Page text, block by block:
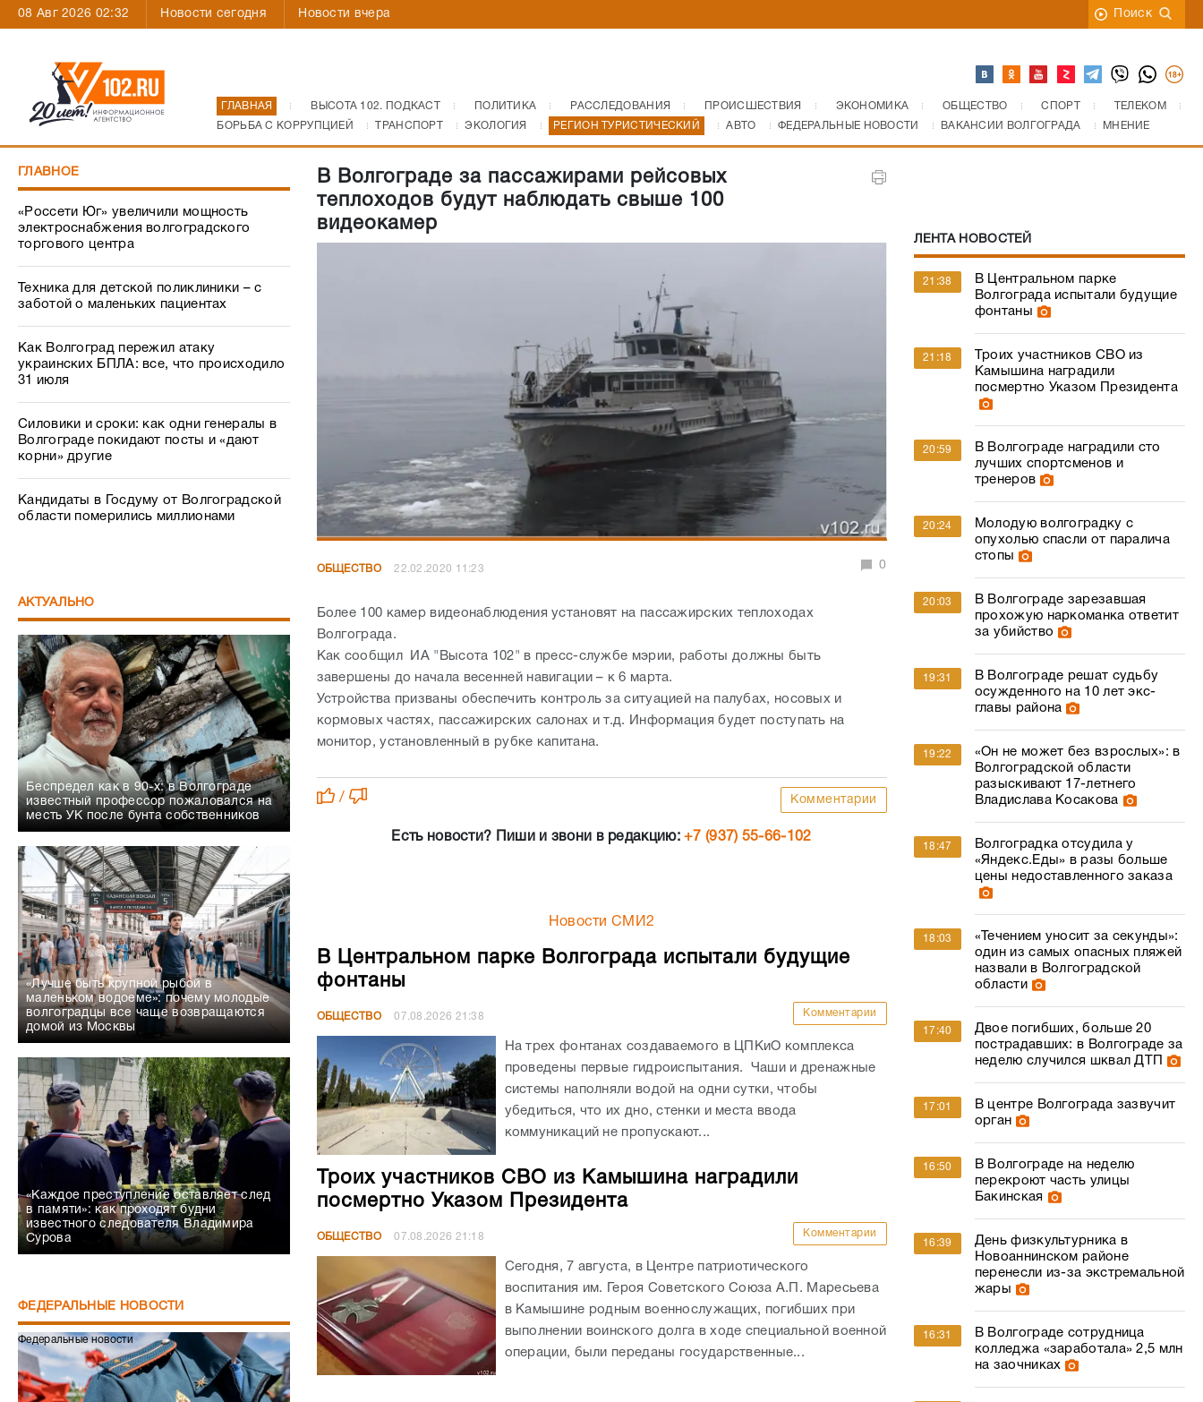
08 Авг 2026 02:32 Новости сегодня Новости вчера Поиск
ГЛАВНАЯ ВЫСОТА 102. ПОДКАСТ ПОЛИТИКА РАССЛЕДОВАНИЯ ПРОИСШЕСТВИЯ ЭКОНОМИКА ОБЩЕСТВО СПОРТ
ТЕЛЕКОМ
БОРЬБА С КОРРУПЦИЕЙ
ТРАНСПОРТ ЭКОЛОГИЯ РЕГИОН ТУРИСТИЧЕСКИЙ АВТО ФЕДЕРАЛЬНЫЕ НОВОСТИ ВАКАНСИИ ВОЛГОГРАДА МНЕНИЕ
ГЛАВНОЕ
«Россети Юг» увеличили мощность
электроснабжения волгоградского
торгового центра
Техника для детской поликлиники – с
заботой о маленьких пациентах
Как Волгоград пережил атаку
украинских БПЛА: все, что происходило
31 июля
Силовики и сроки: как одни генералы в
Волгограде покидают посты и «дают
корни» другие
Кандидаты в Госдуму от Волгоградской
области померились миллионами
АКТУАЛЬНО
Беспредел как в 90-х: в Волгограде
известный профессор пожаловался на
месть УК после бунта собственников
«Лучше быть крупной рыбой в
маленьком водоеме»: почему молодые
волгоградцы все чаще возвращаются
домой из Москвы
«Каждое преступление оставляет след
в памяти»: как проходят будни
известного следователя Владимира
Сурова
ФЕДЕРАЛЬНЫЕ НОВОСТИ
Федеральные новости
В Волгограде за пассажирами рейсовых
теплоходов будут наблюдать свыше 100
видеокамер
ОБЩЕСТВО 22.02.2020 11:23 0
Более 100 камер видеонаблюдения установят на пассажирских теплоходах
Волгограда.
Как сообщил ИА "Высота 102" в пресс-службе мэрии, работы должны быть
завершены до начала весенней навигации – к 6 марта.
Устройства призваны обеспечить контроль за ситуацией на палубах, носовых и
кормовых частях, пассажирских салонах и т.д. Информация будет поступать на
монитор, установленный в рубке капитана.
/ Комментарии
Есть новости? Пиши и звони в редакцию:+7 (937) 55-66-102
Новости СМИ2
В Центральном парке Волгограда испытали будущие
фонтаны
ОБЩЕСТВО 07.08.2026 21:38 Комментарии
На трех фонтанах создаваемого в ЦПКиО комплекса
проведены первые гидроиспытания. Чаши и дренажные
системы наполняли водой на одни сутки, чтобы
убедиться, что их дно, стенки и места ввода
коммуникаций не пропускают...
Троих участников СВО из Камышина наградили
посмертно Указом Президента
ОБЩЕСТВО 07.08.2026 21:18 Комментарии
Сегодня, 7 августа, в Центре патриотического
воспитания им. Героя Советского Союза А.П. Маресьева
в Камышине родным военнослужащих, погибших при
выполнении воинского долга в ходе специальной военной
операции, были переданы государственные...
ЛЕНТА НОВОСТЕЙ
21:38
В Центральном парке
Волгограда испытали будущие
фонтаны
21:18
Троих участников СВО из
Камышина наградили
посмертно Указом Президента
20:59
В Волгограде наградили сто
лучших спортсменов и
тренеров
20:24
Молодую волгоградку с
опухолью спасли от паралича
стопы
20:03
В Волгограде зарезавшая
прохожую наркоманка ответит
за убийство
19:31
В Волгограде решат судьбу
осужденного на 10 лет экс-
главы района
19:22
«Он не может без взрослых»: в
Волгоградской области
разыскивают 17-летнего
Владислава Косакова
18:47
Волгоградка отсудила у
«Яндекс.Еды» в разы больше
цены недоставленного заказа
18:03
«Течением уносит за секунды»:
один из самых опасных пляжей
назвали в Волгоградской
области
17:40
Двое погибших, больше 20
пострадавших: в Волгограде за
неделю случился шквал ДТП
17:01
В центре Волгограда зазвучит
орган
16:50
В Волгограде на неделю
перекроют часть улицы
Бакинская
16:39
День физкультурника в
Новоаннинском районе
перенесли из-за экстремальной
жары
16:31
В Волгограде сотрудница
колледжа «заработала» 2,5 млн
на заочниках